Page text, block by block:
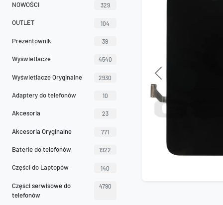
NOWOŚCI 329
OUTLET 104
Prezentownik 39
Wyświetlacze 4540
Wyświetlacze Oryginalne 2930
Adaptery do telefonów 10
Akcesoria 23
Akcesoria Oryginalne 771
Baterie do telefonów 1922
Części do Laptopów 140
Części serwisowe do
telefonów
4790
Previous